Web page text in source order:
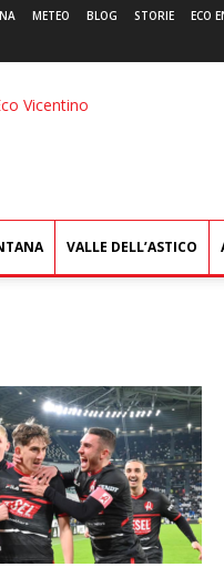
METEO BLOG STORIE ECO
L'Eco
VALLE DELL’ASTICO